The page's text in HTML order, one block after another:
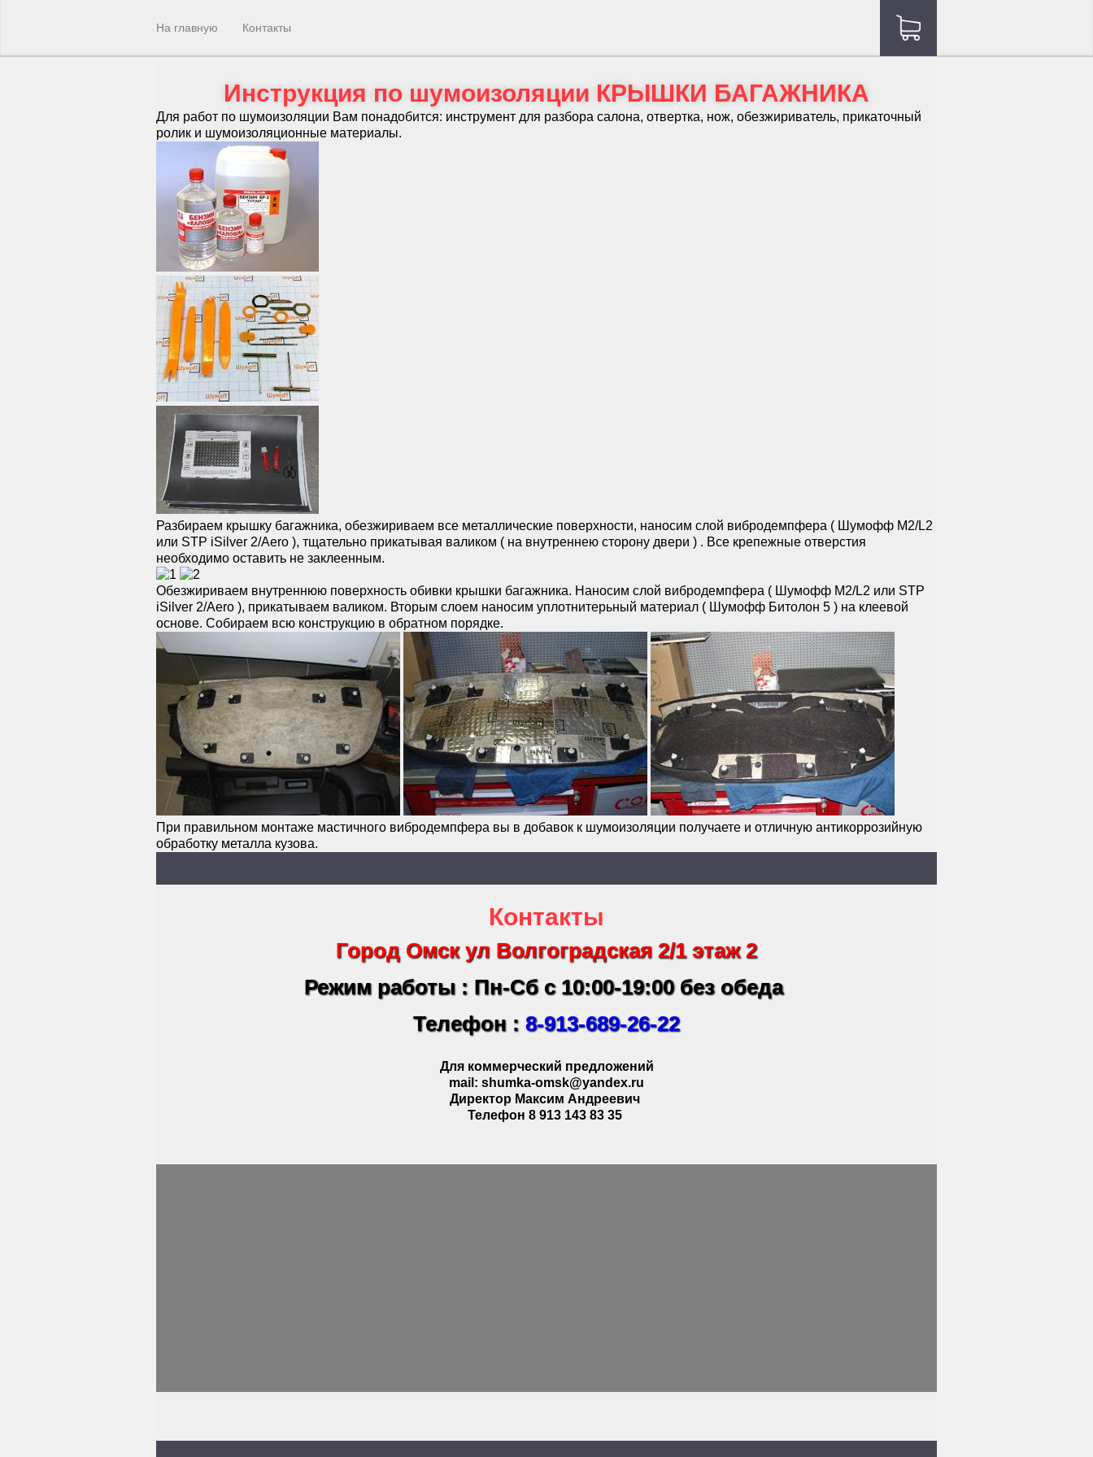
На главную Контакты
Инструкция по шумоизоляции КРЫШКИ БАГАЖНИКА
Для работ по шумоизоляции Вам понадобится: инструмент для разбора салона, отвертка, нож, обезжириватель, прикаточный
ролик и шумоизоляционные материалы.
Разбираем крышку багажника, обезжириваем все металлические поверхности, наносим слой вибродемпфера ( Шумофф М2/L2
или STP iSilver 2/Aero ), тщательно прикатывая валиком ( на внутреннею сторону двери ) . Все крепежные отверстия
необходимо оставить не заклеенным.
Обезжириваем внутреннюю поверхность обивки крышки багажника. Наносим слой вибродемпфера ( Шумофф М2/L2 или STP
iSilver 2/Aero ), прикатываем валиком. Вторым слоем наносим уплотнитерьный материал ( Шумофф Битолон 5 ) на клеевой
основе. Собираем всю конструкцию в обратном порядке.
При правильном монтаже мастичного вибродемпфера вы в добавок к шумоизоляции получаете и отличную антикоррозийную
обработку металла кузова.
Контакты
Город Омск ул Волгоградская 2/1 этаж 2
Режим работы : Пн-Сб с 10:00-19:00 без обеда
Телефон : 8-913-689-26-22
Для коммерческий предложений
mail: shumka-omsk@yandex.ru
Директор Максим Андреевич
Телефон 8 913 143 83 35